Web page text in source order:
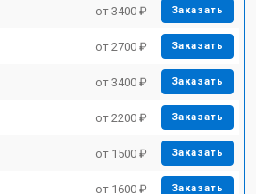
от 3400 ₽ Заказать
от 2700 ₽ Заказать
от 3400 ₽ Заказать
от 2200 ₽ Заказать
от 1500 ₽ Заказать
от 1600 ₽ Заказать